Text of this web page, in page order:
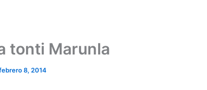
tonti Marunla
8, 2014